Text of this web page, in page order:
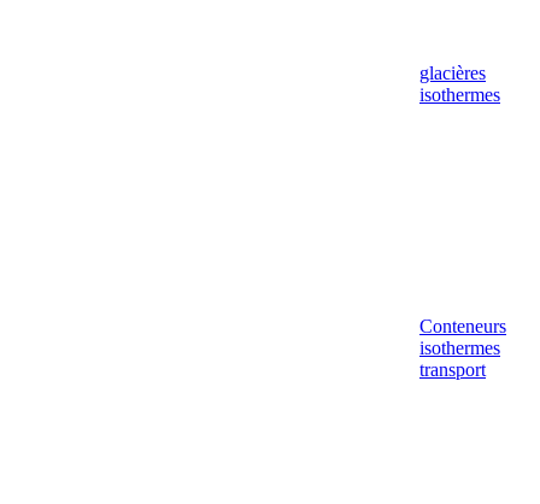
glacières
isothermes
Conteneurs
isothermes
transport